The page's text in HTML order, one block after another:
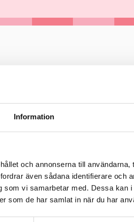
Information
och annonserna till användarna,
även sådana identifierare och
vi samarbetar med. Dessa kan
som de har samlat in när du har
lö 10–14, sö stängt